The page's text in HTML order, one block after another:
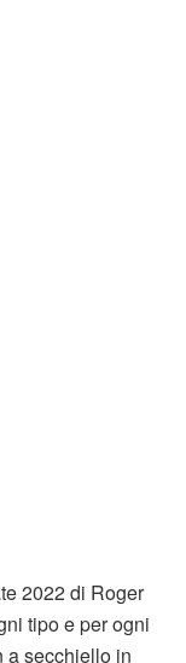
2022 di Roger
tipo e per ogni
a secchiello in